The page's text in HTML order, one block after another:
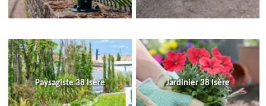
Paysagiste 38 Isère Jardinier 38 Isère